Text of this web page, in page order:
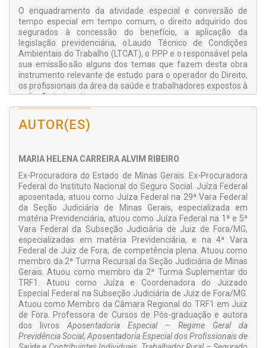
O enquadramento da atividade especial e conversão de
tempo especial em tempo comum, o direito adquirido dos
segurados à concessão do benefício, a aplicação da
legislação previdenciária, o Laudo Técnico de Condições
Ambientais do Trabalho (LTCAT), o PPP e o responsável pela
sua emissão são alguns dos temas que fazem desta obra
instrumento relevante de estudo para o operador do Direito,
os profissionais da área da saúde e trabalhadores expostos à
radiação ionizante.
magistrada em varas especializadas em matéria
previdenciária, permitiram a elaboração de uma obra em
aspectos complexos do benefício desde a edição da Lei
AUTOR(ES)
MARIA HELENA CARREIRA ALVIM RIBEIRO
Ex-Procuradora do Estado de Minas Gerais. Ex-Procuradora
Federal do Instituto Nacional do Seguro Social. Juíza Federal
aposentada, atuou como Juíza Federal na 29ª Vara Federal
da Seção Judiciária de Minas Gerais, especializada em
matéria Previdenciária, atuou como Juíza Federal na 1ª e 5ª
Vara Federal da Subseção Judiciária de Juiz de Fora/MG,
especializadas em matéria Previdenciária, e na 4ª Vara
Federal de Juiz de Fora, de competência plena. Atuou como
membro da 2ª Turma Recursal da Seção Judiciária de Minas
Gerais. Atuou como membro da 2ª Turma Suplementar do
TRF1. Atuou como Juíza e Coordenadora do Juizado
Especial Federal na Subseção Judiciária de Juiz de Fora/MG.
Atuou como Membro da Câmara Regional do TRF1 em Juiz
de Fora. Professora de Cursos de Pós-graduação e autora
dos livrosAposentadoria Especial – Regime Geral da
Previdência Social,Aposentadoria Especial dos Profissionais de